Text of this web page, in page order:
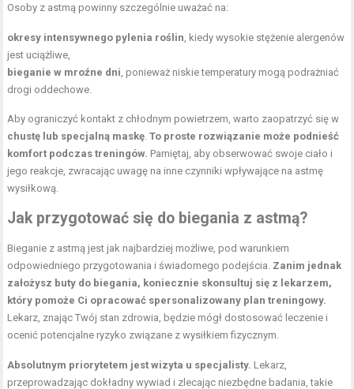
Osoby z astmą powinny szczególnie uważać na:
okresy intensywnego pylenia roślin , kiedy wysokie stężenie alergenów
jest uciążliwe,
bieganie w mroźne dni , ponieważ niskie temperatury mogą podrażniać
drogi oddechowe.
Aby ograniczyć kontakt z chłodnym powietrzem, warto zaopatrzyć się w
chustę lub specjalną maskę .To proste rozwiązanie może podnieść
komfort podczas treningów. Pamiętaj, aby obserwować swoje ciało i
jego reakcje, zwracając uwagę na inne czynniki wpływające na astmę
wysiłkową.
Jak przygotować się do biegania z astmą?
Bieganie z astmą jest jak najbardziej możliwe, pod warunkiem
odpowiedniego przygotowania i świadomego podejścia. Zanim jednak
założysz buty do biegania, koniecznie skonsultuj się z lekarzem,
który pomoże Ci opracować spersonalizowany plan treningowy.
Lekarz, znając Twój stan zdrowia, będzie mógł dostosować leczenie i
ocenić potencjalne ryzyko związane z wysiłkiem fizycznym.
Absolutnym priorytetem jest wizyta u specjalisty. Lekarz,
przeprowadzając dokładny wywiad i zlecając niezbędne badania, takie